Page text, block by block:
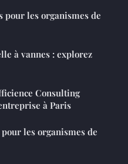
pour les organismes de
à vannes : explorez
Consulting
à Paris
les organismes de